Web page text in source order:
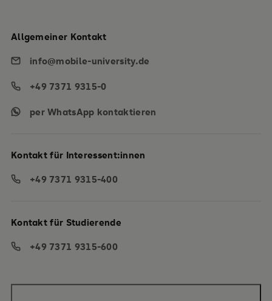
Allgemeiner Kontakt
info@mobile-university.de
+49 7371 9315-0
per WhatsApp kontaktieren
Kontakt für Interessent:innen
+49 7371 9315-400
Kontakt für Studierende
+49 7371 9315-600